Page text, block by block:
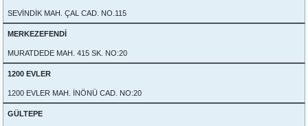
SEVİNDİK MAH. ÇAL CAD. NO.115
MERKEZEFENDİ
MURATDEDE MAH. 415 SK. NO:20
1200 EVLER
1200 EVLER MAH. İNÖNÜ CAD. NO:20
GÜLTEPE